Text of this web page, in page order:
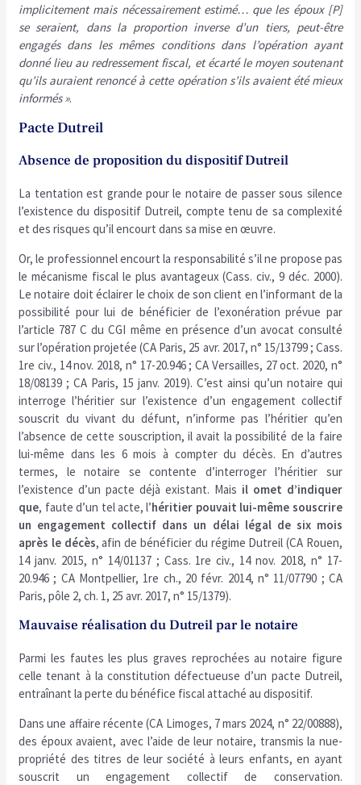
implicitement mais nécessairement estimé… que les époux [P]
se seraient, dans la proportion inverse d’un tiers, peut-être
engagés dans les mêmes conditions dans l’opération ayant
donné lieu au redressement fiscal, et écarté le moyen soutenant
qu’ils auraient renoncé à cette opération s’ils avaient été mieux
informés ».
Pacte Dutreil
Absence de proposition du dispositif Dutreil
La tentation est grande pour le notaire de passer sous silence
l’existence du dispositif Dutreil, compte tenu de sa complexité
et des risques qu’il encourt dans sa mise en œuvre.
Or, le professionnel encourt la responsabilité s’il ne propose pas
le mécanisme fiscal le plus avantageux (Cass. civ., 9 déc. 2000).
Le notaire doit éclairer le choix de son client en l’informant de la
possibilité pour lui de bénéficier de l’exonération prévue par
l’article 787 C du CGI même en présence d’un avocat consulté
sur l’opération projetée (CA Paris, 25 avr. 2017, n° 15/13799 ; Cass.
1re civ., 14 nov. 2018, n° 17-20.946 ; CA Versailles, 27 oct. 2020, n°
18/08139 ; CA Paris, 15 janv. 2019). C’est ainsi qu’un notaire qui
interroge l’héritier sur l’existence d’un engagement collectif
souscrit du vivant du défunt, n’informe pas l’héritier qu’en
l’absence de cette souscription, il avait la possibilité de la faire
lui-même dans les 6 mois à compter du décès. En d’autres
termes, le notaire se contente d’interroger l’héritier sur
l’existence d’un pacte déjà existant. Mais il omet d’indiquer
que, faute d’un tel acte, l’héritier pouvait lui-même souscrire
un engagement collectif dans un délai légal de six mois
après le décès, afin de bénéficier du régime Dutreil (CA Rouen,
14 janv. 2015, n° 14/01137 ; Cass. 1re civ., 14 nov. 2018, n° 17-
20.946 ; CA Montpellier, 1re ch., 20 févr. 2014, n° 11/07790 ; CA
Paris, pôle 2, ch. 1, 25 avr. 2017, n° 15/1379).
Mauvaise réalisation du Dutreil par le notaire
Parmi les fautes les plus graves reprochées au notaire figure
celle tenant à la constitution défectueuse d’un pacte Dutreil,
entraînant la perte du bénéfice fiscal attaché au dispositif.
Dans une affaire récente (CA Limoges, 7 mars 2024, n° 22/00888),
des époux avaient, avec l’aide de leur notaire, transmis la nue-
propriété des titres de leur société à leurs enfants, en ayant
souscrit un engagement collectif de conservation.